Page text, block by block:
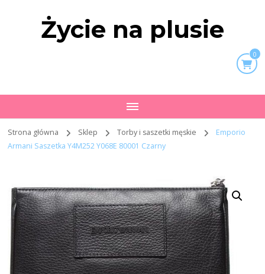
Życie na plusie
0
Strona główna Sklep Torby i saszetki męskie
Emporio
Armani Saszetka Y4M252 Y068E 80001 Czarny